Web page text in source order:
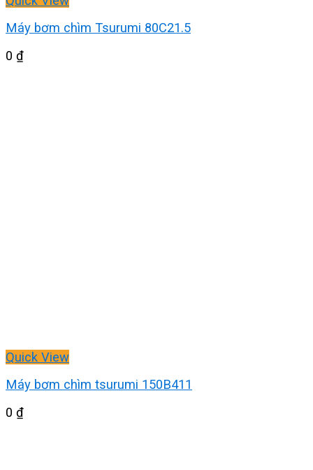
Máy bơm chìm Tsurumi 80C21.5
0 ₫
Quick View
Máy bơm chìm tsurumi 150B411
0 ₫